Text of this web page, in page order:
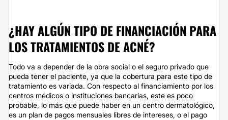
¿HAY ALGÚN TIPO DE FINANCIACIÓN PARA
LOS TRATAMIENTOS DE ACNÉ?
Todo va a depender de la obra social o el seguro privado que
pueda tener el paciente, ya que la cobertura para este tipo de
tratamiento es variada. Con respecto al financiamiento por los
centros médicos o instituciones bancarias, este es poco
probable, lo más que puede haber en un centro dermatológico,
es un plan de pagos mensuales libres de intereses, o el pago